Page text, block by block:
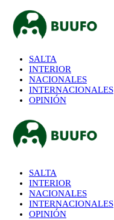
SALTA
INTERIOR
NACIONALES
INTERNACIONALES
OPINIÓN
SALTA
INTERIOR
NACIONALES
INTERNACIONALES
OPINIÓN